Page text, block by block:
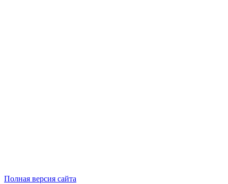
Полная версия сайта